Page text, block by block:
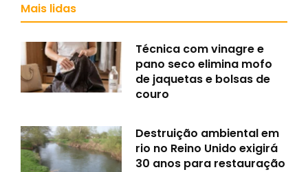
Mais lidas
Técnica com vinagre e
pano seco elimina mofo
de jaquetas e bolsas de
couro
Destruição ambiental em
rio no Reino Unido exigirá
30 anos para restauração